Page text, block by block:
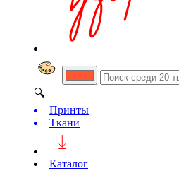
🔍
Принты
Ткани
Каталог